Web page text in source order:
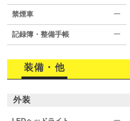
禁煙車 ー
記録簿・整備手帳 ー
装備・他
外装